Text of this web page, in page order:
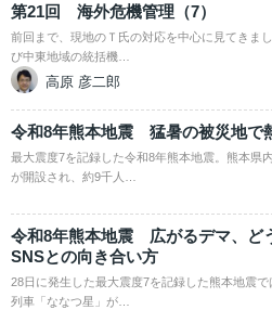
第21回 海外危機管理（7）
前回まで、現地のＴ氏の対応を中心に見てきま
び中東地域の統括機…
高原 彦二郎
令和8年熊本地震 猛暑の被災地で
最大震度7を記録した令和8年熊本地震。熊本県
が開設され、約9千人…
令和8年熊本地震 広がるデマ、ど
SNSとの向き合い方
28日に発生した最大震度7を記録した熊本地震
列車「ななつ星」が…